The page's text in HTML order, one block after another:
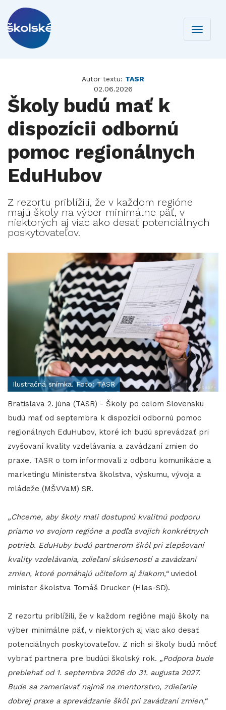
Toggle
Autor textu: TASR
02.06.2026
Školy budú mať k
dispozícii odbornú
pomoc regionálnych
EduHubov
Z rezortu priblížili, že v každom regióne
majú školy na výber minimálne päť, v
niektorých aj viac ako desať potenciálnych
poskytovateľov.
Ilustračná snímka. Foto: TASR
Bratislava 2. júna (TASR) - Školy po celom Slovensku
budú mať od septembra k dispozícii odbornú pomoc
regionálnych EduHubov, ktoré ich budú sprevádzať pri
zvyšovaní kvality vzdelávania a zavádzaní zmien do
praxe. TASR o tom informovali z odboru komunikácie a
marketingu Ministerstva školstva, výskumu, vývoja a
mládeže (MŠVVaM) SR.
„Chceme, aby školy mali dostupnú kvalitnú podporu
priamo vo svojom regióne a podľa svojich konkrétnych
potrieb. EduHuby budú partnerom škôl pri zlepšovaní
kvality vzdelávania, zdieľaní skúseností a zavádzaní
zmien, ktoré pomáhajú učiteľom aj žiakom,“uviedol
minister školstva Tomáš Drucker (Hlas-SD).
Z rezortu priblížili, že v každom regióne majú školy na
výber minimálne päť, v niektorých aj viac ako desať
potenciálnych poskytovateľov. Z nich si školy budú môcť
vybrať partnera pre budúci školský rok. „Podpora bude
prebiehať od 1. septembra 2026 do 31. augusta 2027.
Bude sa zameriavať najmä na mentorstvo, zdieľanie
dobrej praxe a sprevádzanie škôl pri zavádzaní zmien,“